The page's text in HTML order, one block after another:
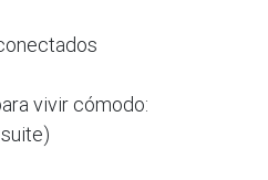
vivir cómodo: